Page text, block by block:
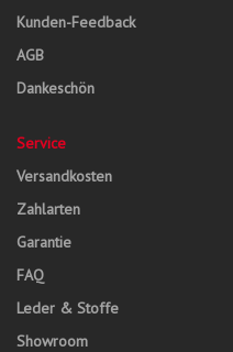
Kunden-Feedback
AGB
Dankeschön
Service
Versandkosten
Zahlarten
Garantie
FAQ
Leder & Stoffe
Showroom